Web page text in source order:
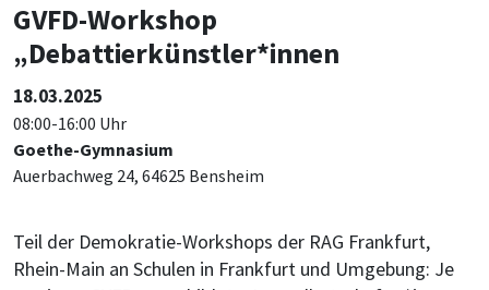
GVFD-Workshop
„Debattierkünstler*innen
18.03.2025
08:00-16:00 Uhr
Goethe-Gymnasium
Auerbachweg 24, 64625 Bensheim
Teil der Demokratie-Workshops der RAG Frankfurt,
Rhein-Main an Schulen in Frankfurt und Umgebung: Je